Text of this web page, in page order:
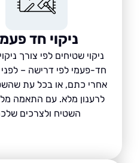
ניקוי חד פעמי
ניקוי שטיחים לפי צורך ניקוי מקצועי
פעמי לפי דרישה – לפני אירועים,
כתם, או בכל עת שהשטיח זקוק
לרענון מלא. עם התאמה מלאה לסוג
השטיח ולצרכים שלכם.